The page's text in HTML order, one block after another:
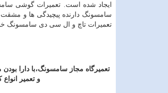
ایجاد شده است. تعمیرات گوشی
سامسونگ دارنده پیچیدگی ها و
تعمیرات تاچ و ال سی دی سامسونگ
تعمیرگاه مجاز سامسونگ،با دارا بودن
و تعمیر انواع